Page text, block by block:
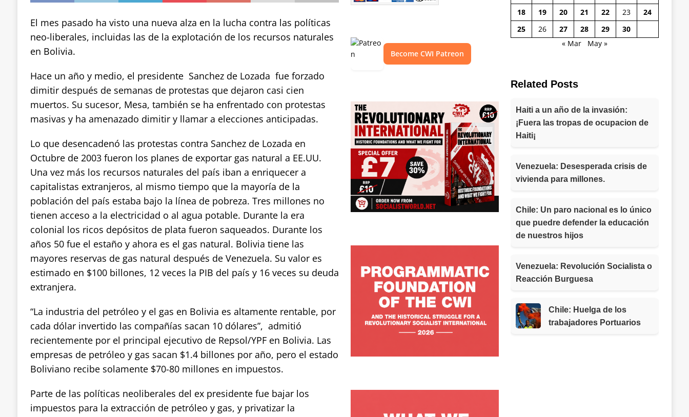
El mes pasado ha visto una nueva alza en la lucha contra las políticas
neo-liberales, incluidas las de la explotación de los recursos naturales
en Bolivia.
Hace un año y medio, el presidente Sanchez de Lozada fue forzado
dimitir después de semanas de protestas que dejaron casi cien
muertos. Su sucesor, Mesa, también se ha enfrentado con protestas
masivas y ha amenazado dimitir y llamar a elecciones anticipadas.
Lo que desencadenó las protestas contra Sanchez de Lozada en
Octubre de 2003 fueron los planes de exportar gas natural a EE.UU.
Una vez más los recursos naturales del país iban a enriquecer a
capitalistas extranjeros, al mismo tiempo que la mayoría de la
población del país estaba bajo la línea de pobreza. Tres millones no
tienen acceso a la electricidad o al agua potable. Durante la era
colonial los ricos depósitos de plata fueron saqueados. Durante los
años 50 fue el estaño y ahora es el gas natural. Bolivia tiene las
mayores reservas de gas natural después de Venezuela. Su valor es
estimado en $100 billones, 12 veces la PIB del país y 16 veces su deuda
extranjera.
“La industria del petróleo y el gas en Bolivia es altamente rentable, por
cada dólar invertido las compañías sacan 10 dólares”, admitió
recientemente por el principal ejecutivo de Repsol/YPF en Bolivia. Las
empresas de petróleo y gas sacan $1.4 billones por año, pero el estado
Boliviano recibe solamente $70-80 millones en impuestos.
Parte de las políticas neoliberales del ex presidente fue bajar los
impuestos para la extracción de petróleo y gas, y privatizar la
Become CWI Patreon
18
19 20 21 22 23
24
25
26 27 28 29
30
« Mar
May »
Related Posts
Haiti a un año de la invasión:
¡Fuera las tropas de ocupacion de
Haiti¡
Venezuela: Desesperada crisis de
vivienda para millones.
Chile: Un paro nacional es lo único
que puedre defender la educación
de nuestros hijos
Venezuela: Revolución Socialista o
Reacción Burguesa
Chile: Huelga de los
trabajadores Portuarios